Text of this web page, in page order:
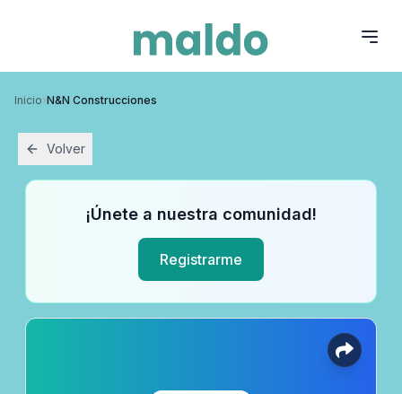
Inicio›N&N Construcciones
Volver
¡Únete a nuestra comunidad!
Registrarme